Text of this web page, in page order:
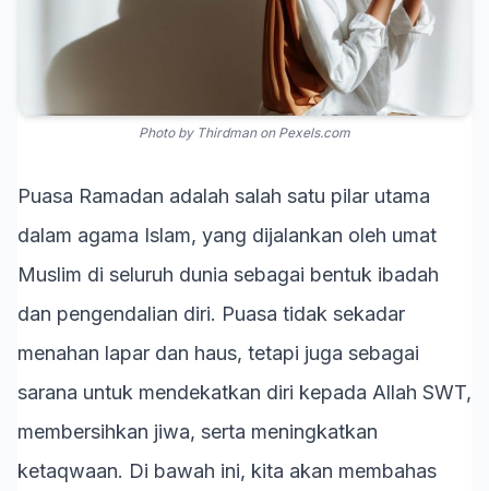
Photo by Thirdman on Pexels.com
Puasa Ramadan adalah salah satu pilar utama
dalam agama Islam, yang dijalankan oleh umat
Muslim di seluruh dunia sebagai bentuk ibadah
dan pengendalian diri. Puasa tidak sekadar
menahan lapar dan haus, tetapi juga sebagai
sarana untuk mendekatkan diri kepada Allah SWT,
membersihkan jiwa, serta meningkatkan
ketaqwaan. Di bawah ini, kita akan membahas